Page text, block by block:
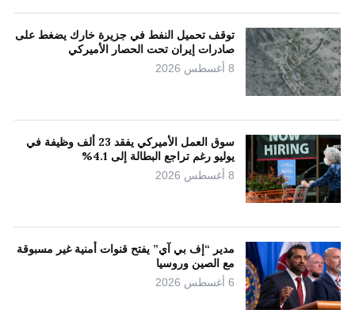
توقف تحميل النفط في جزيرة خارك يضغط على
صادرات إيران تحت الحصار الأميركي
8 أغسطس 2026
سوق العمل الأميركي يفقد 23 ألف وظيفة في
يوليو رغم تراجع البطالة إلى 4.1%
8 أغسطس 2026
مدير “إف بي آي” يفتح قنوات أمنية غير مسبوقة
مع الصين وروسيا
6 أغسطس 2026